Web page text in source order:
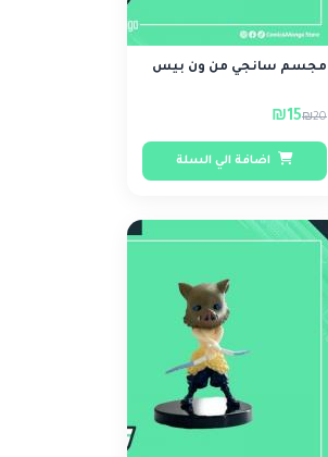
مجسم سانجي من ون بيس
₪20
₪15
اضافة الي السلة